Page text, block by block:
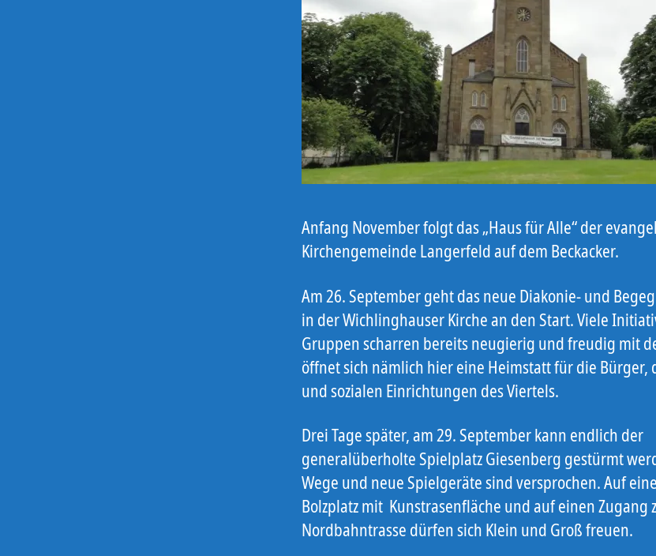
Anfang November folgt das „Haus für Alle“ der
Kirchengemeinde Langerfeld auf dem Beckacker.
Am 26. September geht das neue Diakonie- und
in der Wichlinghauser Kirche an den Start. Viele
Gruppen scharren bereits neugierig und freudig mit
öffnet sich nämlich hier eine Heimstatt für die Bürger,
und sozialen Einrichtungen des Viertels.
Drei Tage später, am 29. September kann endlich der
generalüberholte Spielplatz Giesenberg gestürmt
Wege und neue Spielgeräte sind versprochen. Auf
Bolzplatz mit Kunstrasenfläche und auf einen Zugang
Nordbahntrasse dürfen sich Klein und Groß freuen.